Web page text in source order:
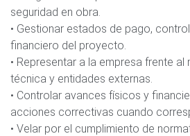
seguridad en obra.
• Gestionar estados de pago,
financiero del proyecto.
• Representar a la empresa frente
técnica y entidades externas.
• Controlar avances físicos y
acciones correctivas cuando
• Velar por el cumplimiento de